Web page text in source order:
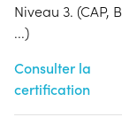
Niveau 3. (CAP,
...)
Consulter la
certification